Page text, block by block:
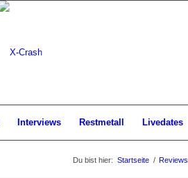
Interviews Restmetall Livedates
Du bist hier: Startseite / Reviews